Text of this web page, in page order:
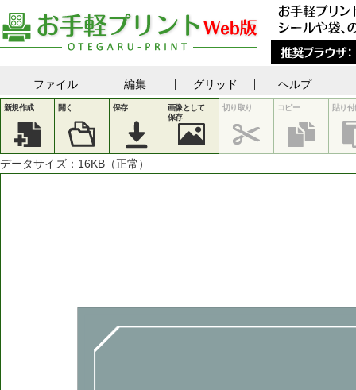
ファイル 編集 グリッド ヘルプ
新規作成 開く 保存
画像として
保存
切り取り コピー 貼り付
データサイズ： 16KB（正常）